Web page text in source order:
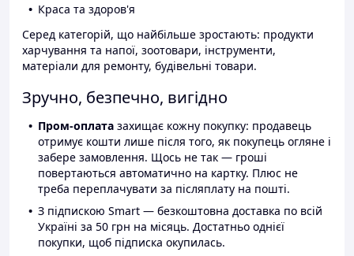
Краса та здоров'я
Серед категорій, що найбільше зростають: продукти
харчування та напої, зоотовари, інструменти,
матеріали для ремонту, будівельні товари.
Зручно, безпечно, вигідно
Пром-оплата захищає кожну покупку: продавець
отримує кошти лише після того, як покупець огляне і
забере замовлення. Щось не так — гроші
повертаються автоматично на картку. Плюс не
треба переплачувати за післяплату на пошті.
З підпискою Smart — безкоштовна доставка по всій
Україні за 50 грн на місяць. Достатньо однієї
покупки, щоб підписка окупилась.